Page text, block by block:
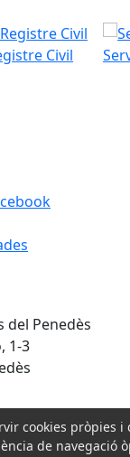
Civil
del Penedès
1-3
de:
cookies pròpies i
de navegació